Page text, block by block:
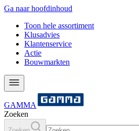
Ga naar hoofdinhoud
Toon hele assortiment
Klusadvies
Klantenservice
Actie
Bouwmarkten
GAMMA
Zoeken